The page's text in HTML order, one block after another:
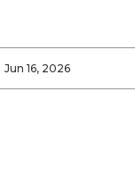
Jun 16, 2026